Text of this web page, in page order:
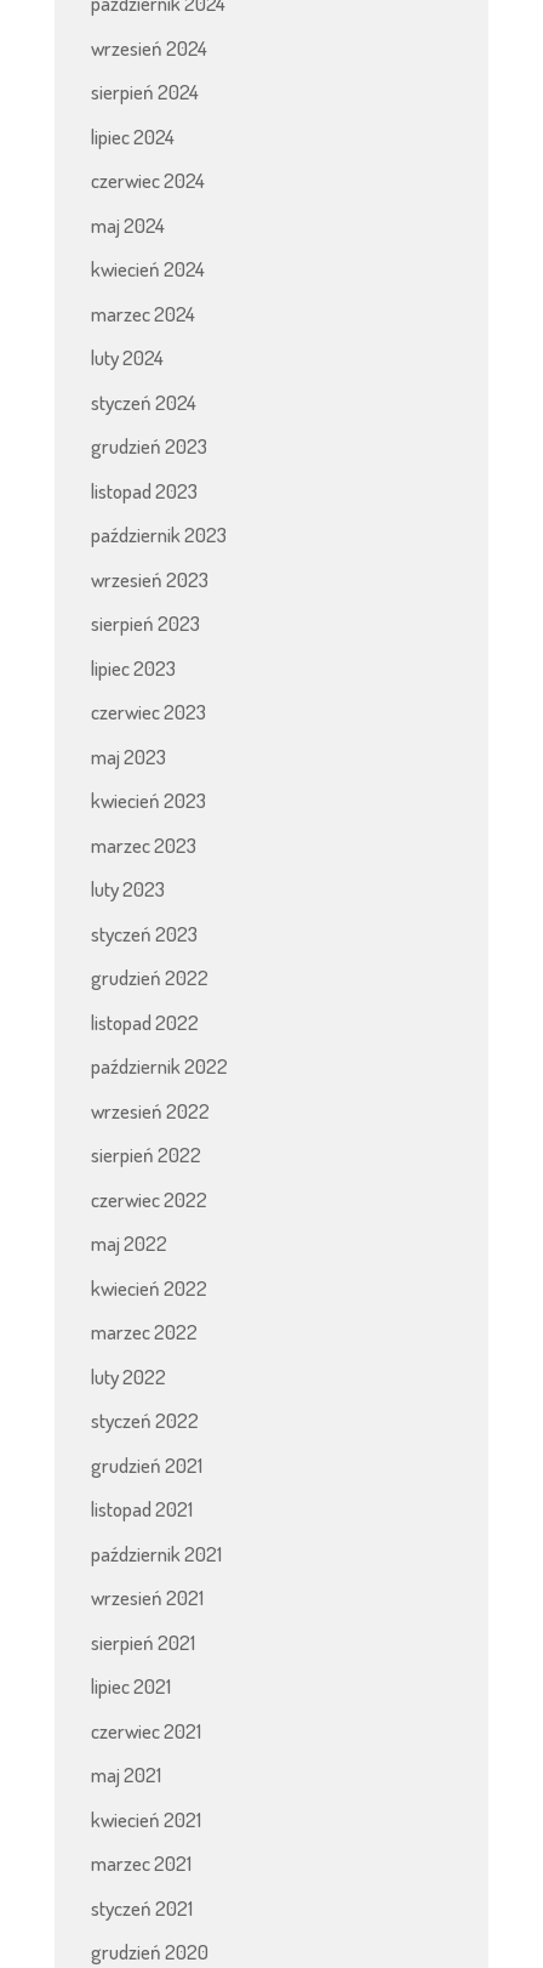
wrzesień 2024
sierpień 2024
lipiec 2024
czerwiec 2024
maj 2024
kwiecień 2024
marzec 2024
luty 2024
styczeń 2024
grudzień 2023
listopad 2023
październik 2023
wrzesień 2023
sierpień 2023
lipiec 2023
czerwiec 2023
maj 2023
kwiecień 2023
marzec 2023
luty 2023
styczeń 2023
grudzień 2022
listopad 2022
październik 2022
wrzesień 2022
sierpień 2022
czerwiec 2022
maj 2022
kwiecień 2022
marzec 2022
luty 2022
styczeń 2022
grudzień 2021
listopad 2021
październik 2021
wrzesień 2021
sierpień 2021
lipiec 2021
czerwiec 2021
maj 2021
kwiecień 2021
marzec 2021
styczeń 2021
grudzień 2020